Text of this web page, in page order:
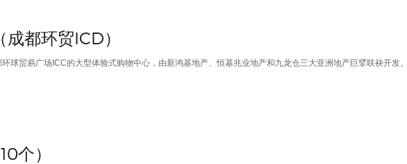
都环贸ICD）
球贸易广场ICC的大型体验式购物中心，由新鸿基地产、恒基兆业地产和九龙仓三大亚洲地产巨擘联袂开发
个）